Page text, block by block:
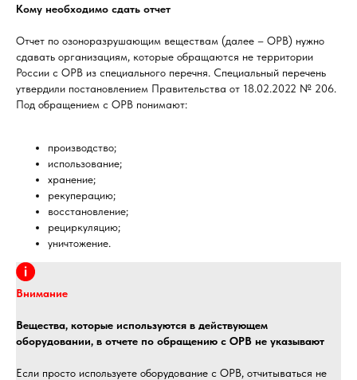
Кому необходимо сдать отчет
Отчет по озоноразрушающим веществам (далее – ОРВ) нужно
сдавать организациям, которые обращаются не территории
России с ОРВ из специального перечня. Специальный перечень
утвердили постановлением Правительства от 18.02.2022 № 206.
Под обращением с ОРВ понимают:
производство;
использование;
хранение;
рекуперацию;
восстановление;
рециркуляцию;
уничтожение.
Внимание
Вещества, которые используются в действующем
оборудовании, в отчете по обращению с ОРВ не указывают
Если просто используете оборудование с ОРВ, отчитываться не